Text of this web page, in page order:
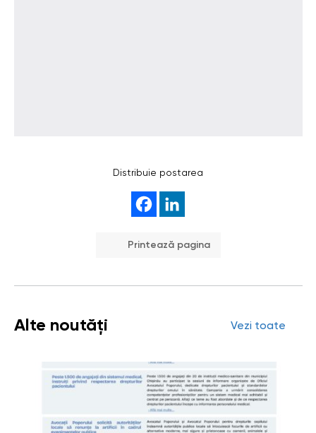
Distribuie postarea
Printează pagina
Alte noutăți Vezi toate